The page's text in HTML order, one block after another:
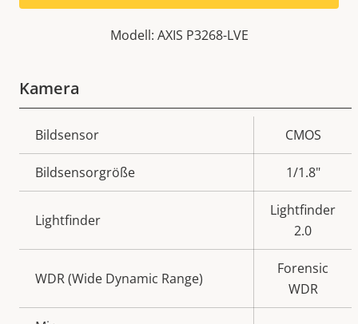
Modell: AXIS P3268-LVE
Kamera
Eigentumsbeschreibung Eigentumswert
Bildsensor CMOS
Bildsensorgröße 1/1.8"
Lightfinder
Lightfinder
2.0
WDR (Wide Dynamic Range)
Forensic
WDR